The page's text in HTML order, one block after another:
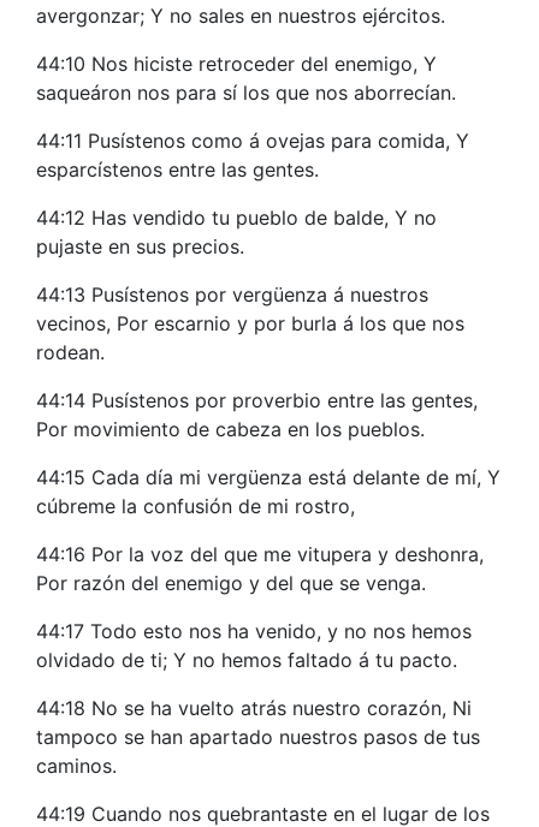
avergonzar; Y no sales en nuestros ejércitos.
44:10 Nos hiciste retroceder del enemigo, Y
saqueáron nos para sí los que nos aborrecían.
44:11 Pusístenos como á ovejas para comida, Y
esparcístenos entre las gentes.
44:12 Has vendido tu pueblo de balde, Y no
pujaste en sus precios.
44:13 Pusístenos por vergüenza á nuestros
vecinos, Por escarnio y por burla á los que nos
rodean.
44:14 Pusístenos por proverbio entre las gentes,
Por movimiento de cabeza en los pueblos.
44:15 Cada día mi vergüenza está delante de mí, Y
cúbreme la confusión de mi rostro,
44:16 Por la voz del que me vitupera y deshonra,
Por razón del enemigo y del que se venga.
44:17 Todo esto nos ha venido, y no nos hemos
olvidado de ti; Y no hemos faltado á tu pacto.
44:18 No se ha vuelto atrás nuestro corazón, Ni
tampoco se han apartado nuestros pasos de tus
caminos.
44:19 Cuando nos quebrantaste en el lugar de los